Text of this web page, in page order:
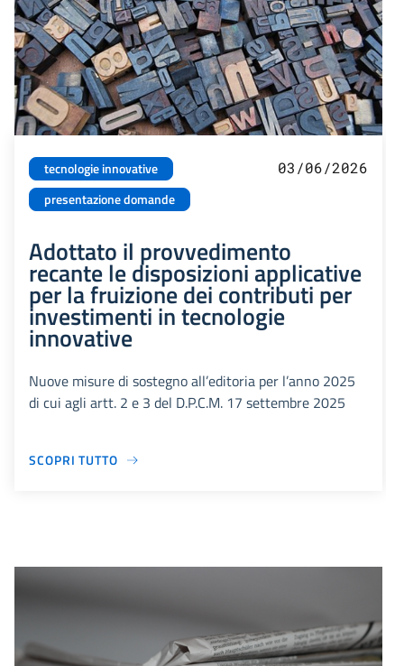
tecnologie innovative
presentazione domande
03/06/2026
Adottato il provvedimento
recante le disposizioni applicative
per la fruizione dei contributi per
investimenti in tecnologie
innovative
Nuove misure di sostegno all’editoria per l’anno 2025
di cui agli artt. 2 e 3 del D.P.C.M. 17 settembre 2025
SCOPRI TUTTO